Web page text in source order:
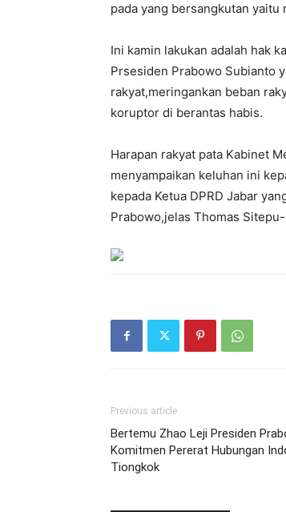
pada yang bersangkutan yaitu
Ini kamin lakukan adalah hak
Prsesiden Prabowo Subianto
rakyat,meringankan beban
koruptor di berantas habis.
Harapan rakyat pata Kabinet
menyampaikan keluhan ini
kepada Ketua DPRD Jabar
Prabowo,jelas Thomas
Previous article
Bertemu Zhao Leji Presiden
Komitmen Pererat Hubungan
Tiongkok